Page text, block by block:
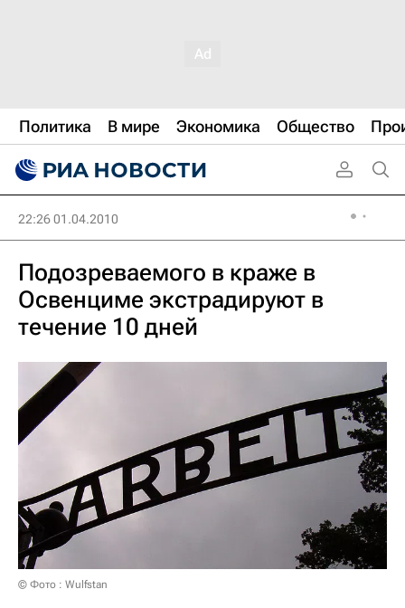
Политика В мире Экономика Общество
22:26 01.04.2010
Подозреваемого в краже в
Освенциме экстрадируют в
течение 10 дней
© Фото : Wulfstan